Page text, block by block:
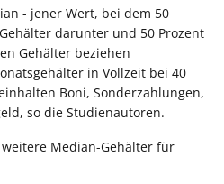
- jener Wert, bei dem 50
darunter und 50 Prozent
Gehälter beziehen
in Vollzeit bei 40
Boni, Sonderzahlungen,
so die Studienautoren.
Median-Gehälter für